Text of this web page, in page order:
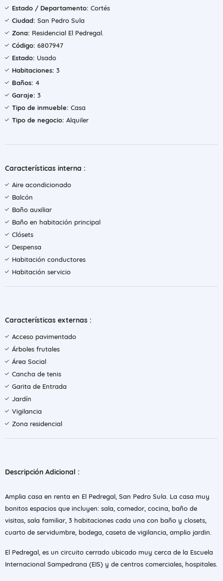
Estado / Departamento: Cortés
Ciudad: San Pedro Sula
Zona: Residencial El Pedregal.
Código: 6807947
Estado: Usado
Habitaciones: 3
Baños: 4
Garaje: 3
Tipo de inmueble: Casa
Tipo de negocio: Alquiler
Características interna :
Aire acondicionado
Balcón
Baño auxiliar
Baño en habitación principal
Clósets
Despensa
Habitación conductores
Habitación servicio
Características externas :
Acceso pavimentado
Árboles frutales
Área Social
Cancha de tenis
Garita de Entrada
Jardín
Vigilancia
Zona residencial
Descripción Adicional :
Amplia casa en renta en El Pedregal, San Pedro Sula. La casa muy
bonitos espacios que incluyen: sala, comedor, cocina, baño de
visitas, sala familiar, 3 habitaciones cada una con baño y closets,
cuarto de servidumbre, bodega, caseta de vigilancia, amplio jardin.
El Pedregal, es un circuito cerrado ubicado muy cerca de la Escuela
Internacional Sampedrana (EIS) y de centros comerciales, hospitales.